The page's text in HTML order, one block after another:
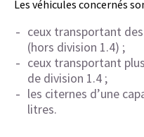
Les véhicules concernés
ceux transportant
(hors division 1.4) ;
ceux transportant
de division 1.4 ;
les citernes d’une
litres.